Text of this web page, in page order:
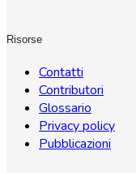
Risorse
Contatti
Contributori
Glossario
Privacy policy
Pubblicazioni